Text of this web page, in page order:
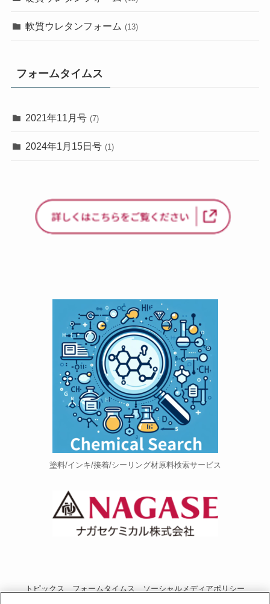
軟質ウレタンフォーム (13)
フォームタイムス
2021年11月号 (7)
2024年1月15日号 (1)
塗料/インキ/接着/シーリング材原料検索サービス
トピックス フォームタイムス
ソーシャルメディアポリシー